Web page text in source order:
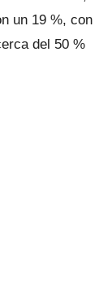
un 19 %, con
del 50 %